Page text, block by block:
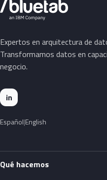
Expertos en arquitectura de
Transformamos datos en
negocio.
in
Español English
Qué hacemos